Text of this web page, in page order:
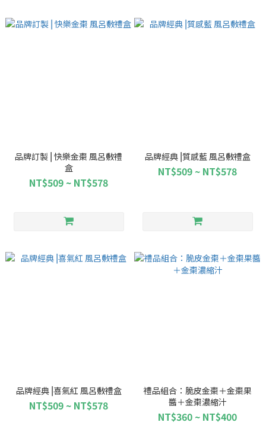
品牌訂製⎥ 快樂金棗 風呂敷禮
盒
NT$509 ~ NT$578
品牌經典⎥質感藍 風呂敷禮盒
NT$509 ~ NT$578
品牌經典⎥喜氣紅 風呂敷禮盒
NT$509 ~ NT$578
禮品組合：脆皮金棗＋金棗果
醬＋金棗濃縮汁
NT$360 ~ NT$400